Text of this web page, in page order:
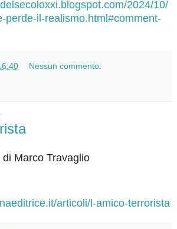
2024/10/
perde-il-realismo.html#comment-
Nessun commento:
Marco Travaglio
articoli/l-amico-terrorista